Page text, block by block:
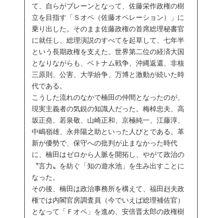
て、自らがブレーンとなって、佐藤栄作政権の樹
立を目指す「Ｓオペ（佐藤オペレーション）」に
乗り出した。そのまま佐藤政権の首席総理秘書官
に就任し、総理演説のすべてを起草して、七年半
という長期政権を支えた。世界第二位の経済大国
となりながらも、ベトナム戦争、沖縄返還、非核
三原則、公害、大学紛争、万博と激動が続いた時
代である。
こうした流れのなかで楠田の仲間となったのが、
現実主義者の気鋭の知識人だった。梅棹忠夫、高
坂正堯、若泉敬、山崎正和、京極純一、江藤淳、
中嶋嶺雄、永井陽之助といった人びとである。革
新が優勢で、保守への批判が止まなかった時代
に、楠田はゼロから人脈を開拓し、やがて政治の
〝言力〟を紡ぐ「知の遊水池」を生み出すことに
なった。
その後、楠田は政治事務所を構えて、福田赳夫政
権では内閣官房調査員（今でいえば総理補佐官）
となって「Ｆオペ」を進め、安倍晋太郎の政権樹